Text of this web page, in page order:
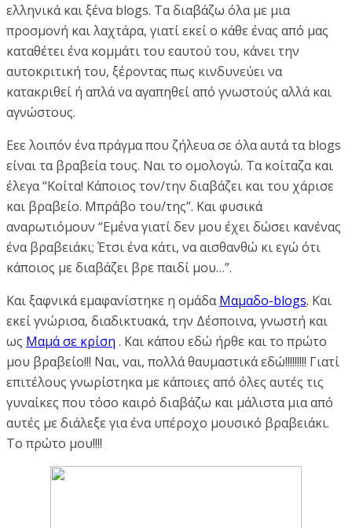
ελληνικά και ξένα blogs. Τα διαβάζω όλα με μια
προσμονή και λαχτάρα, γιατί εκεί ο κάθε ένας από μας
καταθέτει ένα κομμάτι του εαυτού του, κάνει την
αυτοκριτική του, ξέροντας πως κινδυνεύει να
κατακριθεί ή απλά να αγαπηθεί από γνωστούς αλλά και
αγνώστους.
Εεε λοιπόν ένα πράγμα που ζήλευα σε όλα αυτά τα blogs
είναι τα βραβεία τους. Ναι το ομολογώ. Τα κοίταζα και
έλεγα “Κοίτα! Κάποιος τον/την διαβάζει και του χάρισε
και βραβείο. Μπράβο του/της”. Και φυσικά
αναρωτιόμουν “Εμένα γιατί δεν μου έχει δώσει κανένας
ένα βραβειάκι; Έτσι ένα κάτι, να αισθανθώ κι εγώ ότι
κάποιος με διαβάζει βρε παιδί μου…”.
Και ξαφνικά εμαφανίστηκε η ομάδαΜαμαδο-blogs. Και
εκεί γνώρισα, διαδικτυακά, την Δέσποινα, γνωστή και
ως Μαμά σε κρίση . Και κάπου εδώ ήρθε και το πρώτο
μου βραβείο!!! Ναι, ναι, πολλά θαυμαστικά εδώ!!!!!!!!! Γιατί
επιτέλους γνωρίστηκα με κάποιες από όλες αυτές τις
γυναίκες που τόσο καιρό διαβάζω και μάλιστα μια από
αυτές με διάλεξε για ένα υπέροχο μουσικό βραβειάκι.
Το πρώτο μου!!!!